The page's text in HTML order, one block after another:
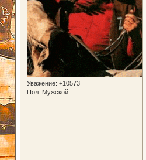
Уважение: +10573
Пол: Мужской